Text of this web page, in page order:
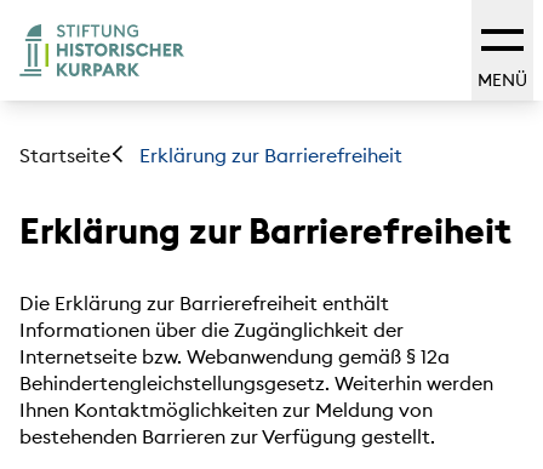
MENÜ
Startseite Erklärung zur Barrierefreiheit
Erklärung zur Barrierefreiheit
Die Erklärung zur Barrierefreiheit enthält
Informationen über die Zugänglichkeit der
Internetseite bzw. Webanwendung gemäß § 12a
Behindertengleichstellungsgesetz. Weiterhin werden
Ihnen Kontaktmöglichkeiten zur Meldung von
bestehenden Barrieren zur Verfügung gestellt.